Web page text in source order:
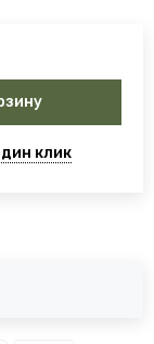
клик